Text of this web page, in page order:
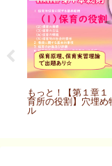
もっと！【第１章１
育所の役割】穴埋め
ル